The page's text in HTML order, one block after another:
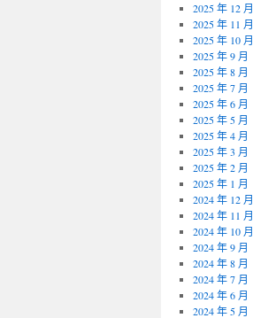
2025 年 12 月
2025 年 11 月
2025 年 10 月
2025 年 9 月
2025 年 8 月
2025 年 7 月
2025 年 6 月
2025 年 5 月
2025 年 4 月
2025 年 3 月
2025 年 2 月
2025 年 1 月
2024 年 12 月
2024 年 11 月
2024 年 10 月
2024 年 9 月
2024 年 8 月
2024 年 7 月
2024 年 6 月
2024 年 5 月